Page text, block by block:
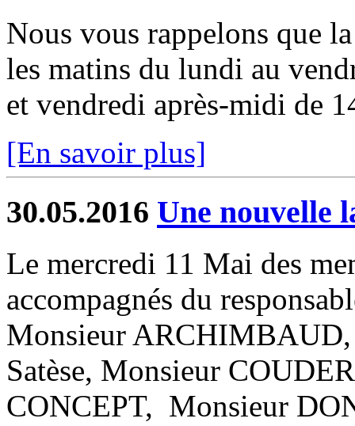
Nous vous rappelons que
les matins du lundi au
et vendredi après-midi de
[En savoir plus]
30.05.2016 Une nouvelle
Le mercredi 11 Mai des
accompagnés du
Monsieur
Satèse, Monsieur
CONCEPT, Monsieur